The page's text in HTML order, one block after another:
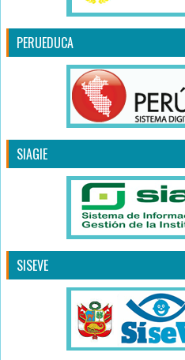
PERUEDUCA
SIAGIE
SISEVE